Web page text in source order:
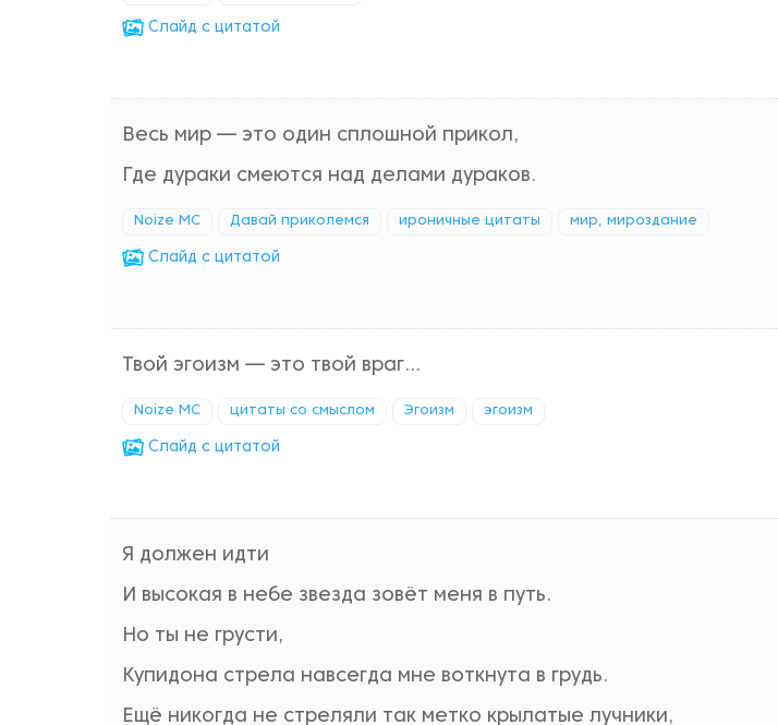
Cлайд с цитатой
Весь мир — это один сплошной прикол,
Где дураки смеются над делами дураков.
Noize MC Давай приколемся ироничные цитаты мир, мироздание
Cлайд с цитатой
Твой эгоизм — это твой враг...
Noize MC цитаты со смыслом Эгоизм эгоизм
Cлайд с цитатой
Я должен идти
И высокая в небе звезда зовёт меня в путь.
Но ты не грусти,
Купидона стрела навсегда мне воткнута в грудь.
Ещё никогда не стреляли так метко крылатые лучники,